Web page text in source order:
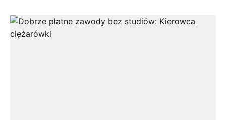
mnie, jeśli nie chcę programować? Jeśli masz taką
rozkminę, to jesteś w dobrym